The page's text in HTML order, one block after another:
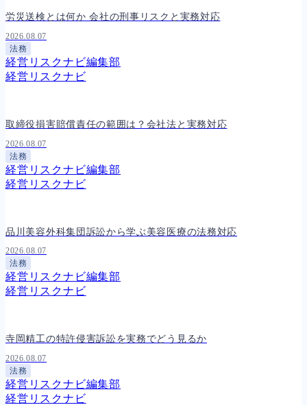
損害賠償・知的財産272
経営
再建準備67
人事労務557
労災・ハラスメント 144
事業運営
品質・リコール
情報漏洩・サイバー
事業再編
法的整理449
労災送検とは何か 会社の刑事リスクと実務対応
2026.08.07
法務
経営リスクナビ編集部
経営リスクナビ
取締役損害賠償責任の範囲は？会社法と実務対応
2026.08.07
法務
経営リスクナビ編集部
経営リスクナビ
品川美容外科集団訴訟から学ぶ美容医療の法務対応
2026.08.07
法務
経営リスクナビ編集部
経営リスクナビ
寺岡精工の特許侵害訴訟を実務でどう見るか
2026.08.07
法務
経営リスクナビ編集部
経営リスクナビ